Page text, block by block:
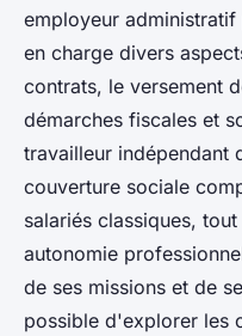
employeur
en charge divers
contrats, le versement
démarches fiscales et
travailleur indépendant
couverture sociale
salariés classiques,
autonomie
de ses missions et de
possible d'explorer les